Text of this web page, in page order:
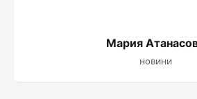
Мария
новини